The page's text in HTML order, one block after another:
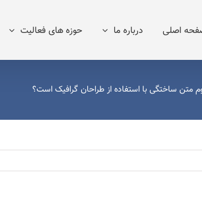
اصلی درباره ما حوزه های فعالیت
متن ساختگی با استفاده از طراحان گرافیک است؟